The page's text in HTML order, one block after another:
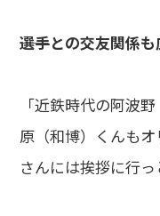
――選手との交友関係
「近鉄時代の阿波
原（和博）くんも
さんには挨拶に行